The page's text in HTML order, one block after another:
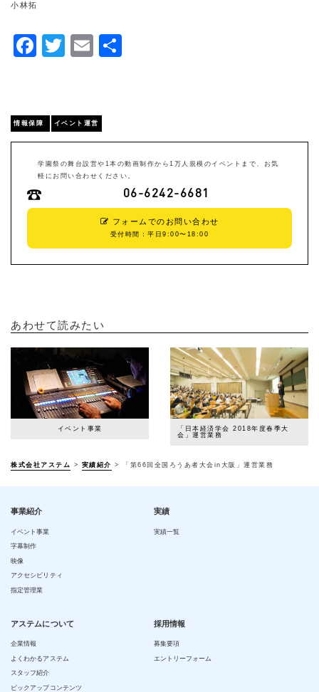
小林拓
Facebook
Twitter
Email
情報保障 , イベント運営
学園祭の舞台設営や1本の動画制作から1万人規模のイベントまで、お気
軽にお問い合わせください。
06-6242-6681
フォームでのお問い合わせ
受付時間：平日9:00〜18:00
あわせて読みたい
イベント事業
「日本経済学会 2018年度春季大
会」運営業務
株式会社アステム > 実績紹介 > 「第66回全国ろうあ者大会in大阪」運営業務
事業紹介
イベント事業
字幕制作
映像
アクセシビリティ
指定管理業
実績
実績一覧
アステムについて
企業情報
よくわかるアステム
スタッフ紹介
ピックアップコンテンツ
採用情報
募集要項
エントリーフォーム